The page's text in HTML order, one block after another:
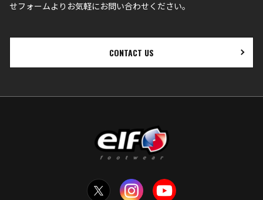
せフォームよりお気軽にお問い合わせください｡
CONTACT US